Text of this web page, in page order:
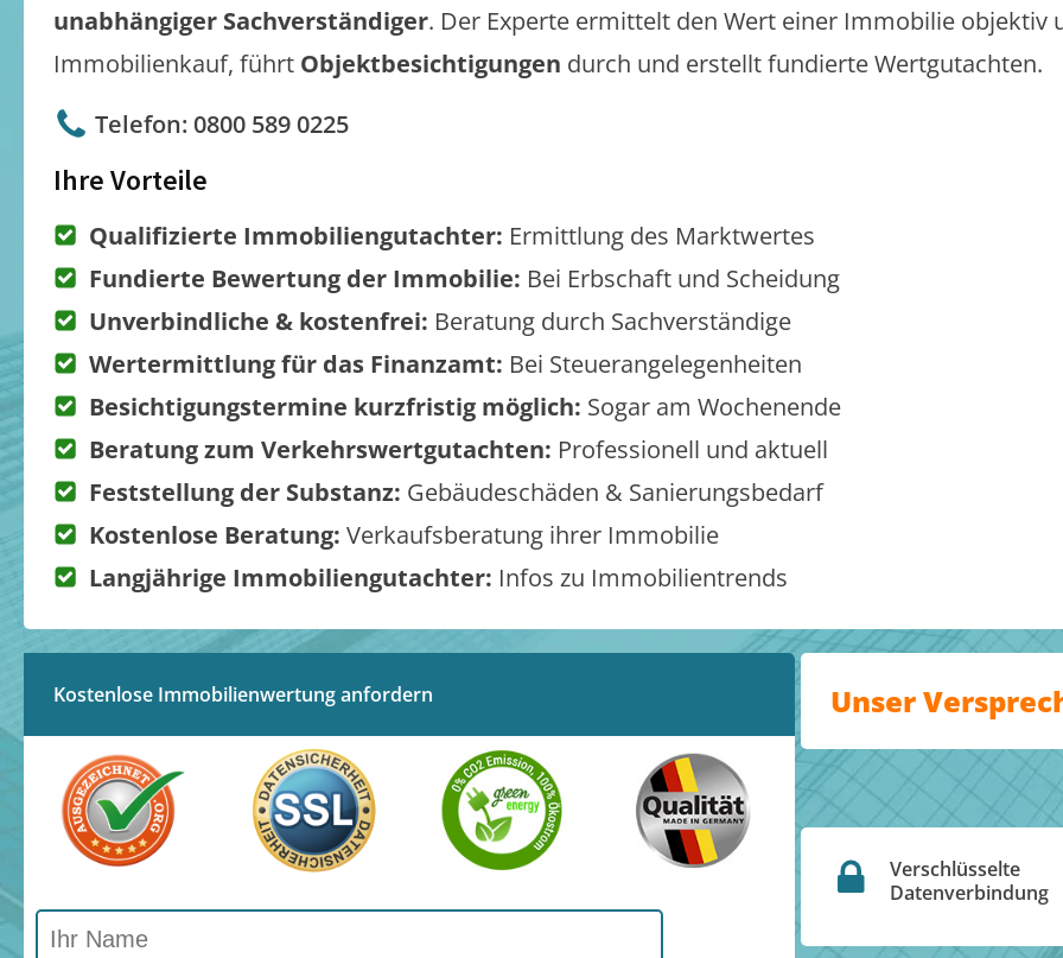
unabhängiger Sachverständiger. Der Experte ermittelt den Wert einer Immobilie objektiv
Immobilienkauf, führt Objektbesichtigungen durch und erstellt fundierte Wertgutachten.
Telefon: 0800 589 0225
Ihre Vorteile
Qualifizierte Immobiliengutachter: Ermittlung des Marktwertes
Fundierte Bewertung der Immobilie: Bei Erbschaft und Scheidung
Unverbindliche & kostenfrei: Beratung durch Sachverständige
Wertermittlung für das Finanzamt: Bei Steuerangelegenheiten
Besichtigungstermine kurzfristig möglich: Sogar am Wochenende
Beratung zum Verkehrswertgutachten: Professionell und aktuell
Feststellung der Substanz: Gebäudeschäden & Sanierungsbedarf
Kostenlose Beratung: Verkaufsberatung ihrer Immobilie
Langjährige Immobiliengutachter: Infos zu Immobilientrends
Kostenlose Immobilienwertung anfordern Unser
Verschlüsselte
Datenverbindung